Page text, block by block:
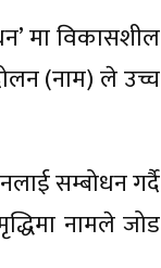
मा विकासशील
(नाम) ले उच्च
सम्बोधन गर्दै
नामले जोड